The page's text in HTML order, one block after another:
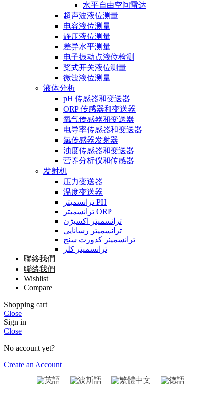
水平自由空间雷达
超声波液位测量
电容液位测量
静压液位测量
差异水平测量
电子振动点液位检测
桨式开关液位测量
微波液位测量
液体分析
pH 传感器和变送器
ORP 传感器和变送器
氧气传感器和变送器
电导率传感器和变送器
氯传感器发射器
浊度传感器和变送器
营养分析仪和传感器
发射机
压力变送器
温度变送器
ترانسمیتر PH
ترانسمیتر ORP
ترانسمیتر اکسیژن
ترانسمیتر رسانایی
ترانسمیتر کدورت سنج
ترانسمیتر کلر
聯絡我們
聯絡我們
Wishlist
Compare
Shopping cart
Close
Sign in
Close
No account yet?
Create an Account